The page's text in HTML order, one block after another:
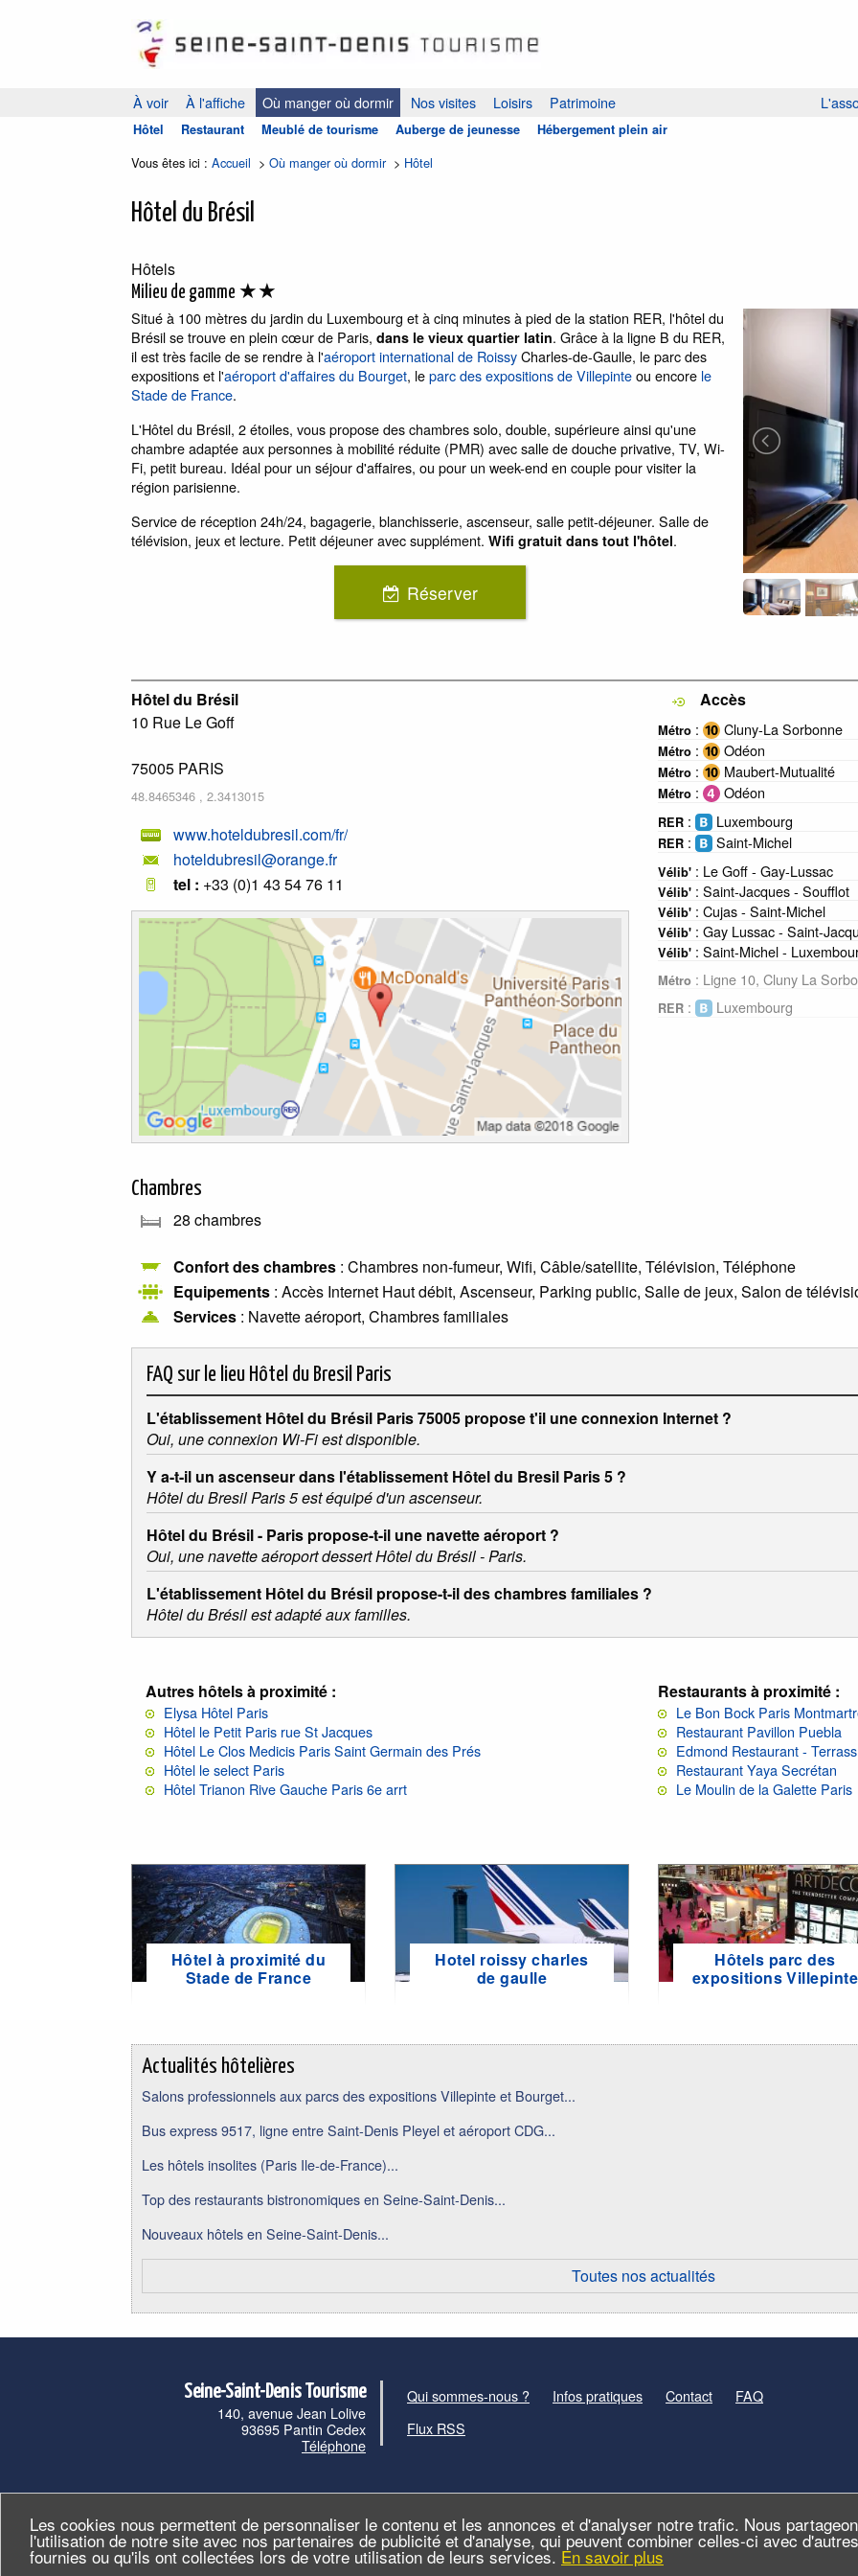
Les cookies nous permettent de personnaliser le contenu et les annonces et d'analyser notre trafic. Nous
l'utilisation de notre site avec nos partenaires de publicité et d'analyse, qui peuvent combiner celles-ci avec
fournies ou qu'ils ont collectées lors de votre utilisation de leurs services. En savoir plus
À voir À l'affiche Où manger où dormir Nos visites Loisirs Patrimoine
Hôtel Restaurant Meublé de tourisme Auberge de jeunesse Hébergement plein air
Vous êtes ici : Accueil > Où manger où dormir> Hôtel
Hôtel du Brésil
Hôtels
Milieu de gamme ★★
Situé à 100 mètres du jardin du Luxembourg et à cinq minutes à pied de la station RER, l'hôtel du
Brésil se trouve en plein cœur de Paris, dans le vieux quartier latin. Grâce à la ligne B du RER,
il est très facile de se rendre à l'aéroport international de RoissyCharles-de-Gaulle, le parc des
expositions et l'aéroport d'affaires du Bourget, leparc des expositions de Villepinteou encore le
Stade de France.
L'Hôtel du Brésil, 2 étoiles, vous propose des chambres solo, double, supérieure ainsi qu'une
chambre adaptée aux personnes à mobilité réduite (PMR) avec salle de douche privative, TV, Wi-
Fi, petit bureau. Idéal pour un séjour d'affaires, ou pour un week-end en couple pour visiter la
région parisienne.
Service de réception 24h/24, bagagerie, blanchisserie, ascenseur, salle petit-déjeuner. Salle de
télévision, jeux et lecture. Petit déjeuner avec supplément. Wifi gratuit dans tout l'hôtel.
Réserver
Hôtel du Brésil
10 Rue Le Goff
75005 PARIS
48.8465346 , 2.3413015
www.hoteldubresil.com/fr/
hoteldubresil@orange.fr
tel : +33 (0)1 43 54 76 11
Accès
Métro : Cluny-La Sorbonne
Métro : Odéon
Métro : Maubert-Mutualité
Métro : Odéon
RER : Luxembourg
RER : Saint-Michel
Vélib' : Le Goff - Gay-Lussac
Vélib' : Saint-Jacques - Soufflot
Vélib' : Cujas - Saint-Michel
Vélib' : Gay Lussac - Saint-
Vélib' : Saint-Michel -
Métro : Ligne 10, Cluny La
RER : Luxembourg
Chambres
28 chambres
Confort des chambres : Chambres non-fumeur, Wifi, Câble/satellite, Télévision, Téléphone
Equipements : Accès Internet Haut débit, Ascenseur, Parking public, Salle de jeux, Salon de
Services : Navette aéroport, Chambres familiales
FAQ sur le lieu Hôtel du Bresil Paris
L'établissement Hôtel du Brésil Paris 75005 propose t'il une connexion Internet ?
Oui, une connexion Wi-Fi est disponible.
Y a-t-il un ascenseur dans l'établissement Hôtel du Bresil Paris 5 ?
Hôtel du Bresil Paris 5 est équipé d'un ascenseur.
Hôtel du Brésil - Paris propose-t-il une navette aéroport ?
Oui, une navette aéroport dessert Hôtel du Brésil - Paris.
L'établissement Hôtel du Brésil propose-t-il des chambres familiales ?
Hôtel du Brésil est adapté aux familles.
Autres hôtels à proximité :
Elysa Hôtel Paris
Hôtel le Petit Paris rue St Jacques
Hôtel Le Clos Medicis Paris Saint Germain des Prés
Hôtel le select Paris
Hôtel Trianon Rive Gauche Paris 6e arrt
Restaurants à proximité :
Le Bon Bock Paris
Restaurant Pavillon Puebla
Edmond Restaurant -
Restaurant Yaya Secrétan
Le Moulin de la Galette Paris
Hôtel à proximité du
Stade de France
Hotel roissy charles
de gaulle
Hôtels parc des
expositions Villepinte
Actualités hôtelières
Salons professionnels aux parcs des expositions Villepinte et Bourget...
Bus express 9517, ligne entre Saint-Denis Pleyel et aéroport CDG...
Les hôtels insolites (Paris Ile-de-France)...
Top des restaurants bistronomiques en Seine-Saint-Denis...
Nouveaux hôtels en Seine-Saint-Denis...
Toutes nos actualités
Seine-Saint-Denis Tourisme
140, avenue Jean Lolive
93695 Pantin Cedex
Téléphone
Qui sommes-nous ? Infos pratiques Contact
FAQ
Flux RSS